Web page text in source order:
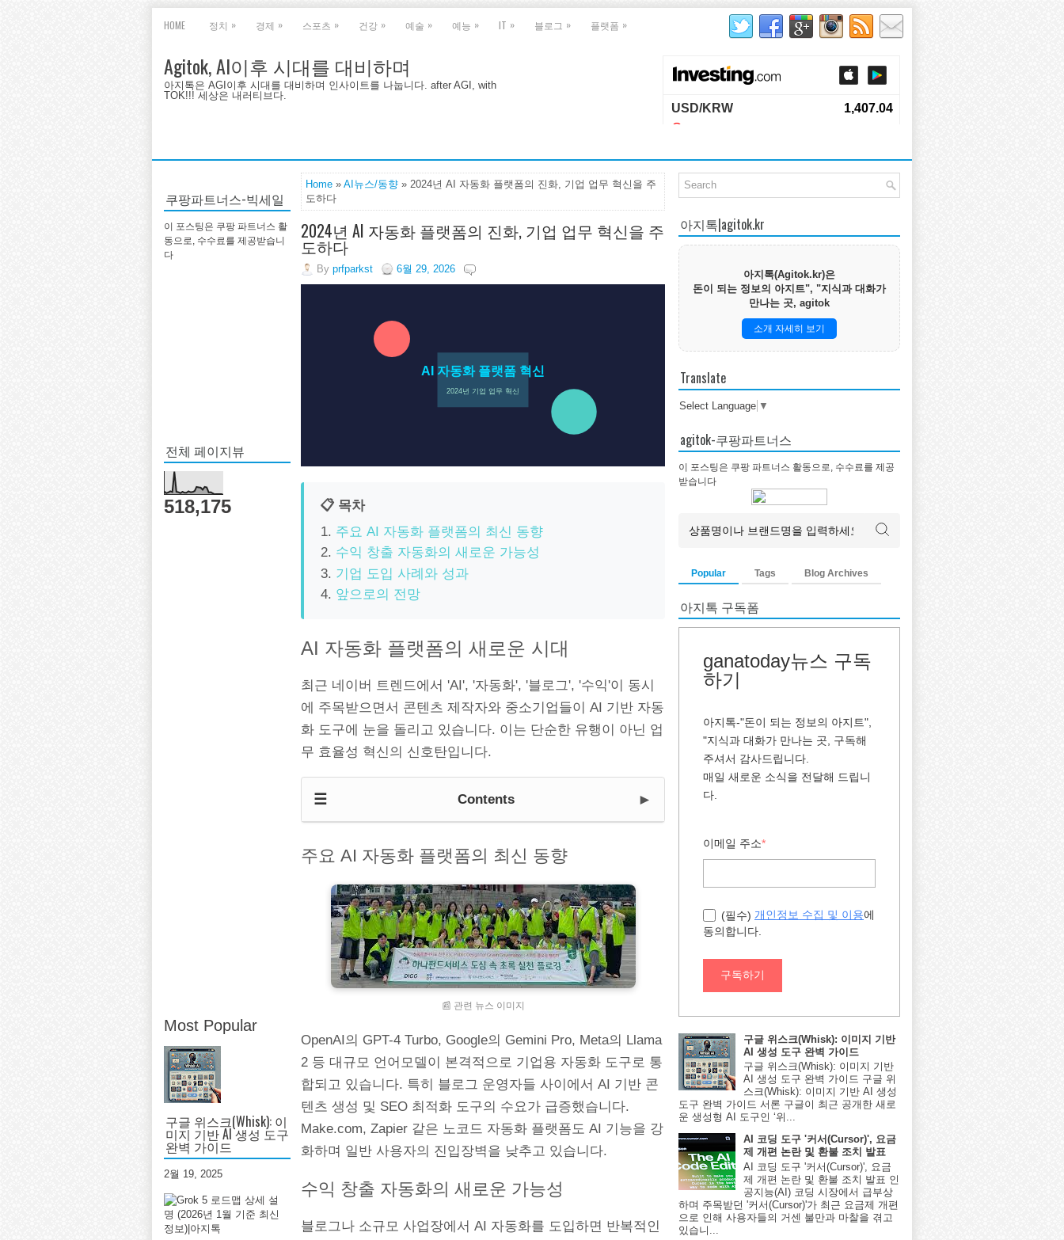
HOME 정치 » 경제 » 스포츠 » 건강 » 예술 » 예능 » IT » 블로그 » 플랫폼 »
Agitok, AI이후 시대를 대비하며
아지톡은 AGI이후 시대를 대비하며 인사이트를 나눕니다. after AGI, with
TOK!!! 세상은 내러티브다.
쿠팡파트너스-빅세일
이 포스팅은 쿠팡 파트너스 활
동으로, 수수료를 제공받습니
다
전체 페이지뷰
518,175
Most Popular
구글 위스크(Whisk): 이
미지 기반 AI 생성 도구
완벽 가이드
2월 19, 2025
Home » AI뉴스/동향 » 2024년 AI 자동화 플랫폼의 진화, 기업 업무 혁신을 주
도하다
2024년 AI 자동화 플랫폼의 진화, 기업 업무 혁신을 주
도하다
By prfparkst 6월 29, 2026
AI 자동화 플랫폼 혁신
2024년 기업 업무 혁신
📋 목차
주요 AI 자동화 플랫폼의 최신 동향
수익 창출 자동화의 새로운 가능성
기업 도입 사례와 성과
앞으로의 전망
AI 자동화 플랫폼의 새로운 시대
최근 네이버 트렌드에서 'AI', '자동화', '블로그', '수익'이 동시
에 주목받으면서 콘텐츠 제작자와 중소기업들이 AI 기반 자동
화 도구에 눈을 돌리고 있습니다. 이는 단순한 유행이 아닌 업
무 효율성 혁신의 신호탄입니다.
☰ Contents ►
주요 AI 자동화 플랫폼의 최신 동향
📰 관련 뉴스 이미지
OpenAI의 GPT-4 Turbo, Google의 Gemini Pro, Meta의 Llama
2 등 대규모 언어모델이 본격적으로 기업용 자동화 도구로 통
합되고 있습니다. 특히 블로그 운영자들 사이에서 AI 기반 콘
텐츠 생성 및 SEO 최적화 도구의 수요가 급증했습니다.
Make.com, Zapier 같은 노코드 자동화 플랫폼도 AI 기능을 강
화하며 일반 사용자의 진입장벽을 낮추고 있습니다.
수익 창출 자동화의 새로운 가능성
블로그나 소규모 사업장에서 AI 자동화를 도입하면 반복적인
아지톡|agitok.kr
아지톡(Agitok.kr)은
돈이 되는 정보의 아지트", "지식과 대화가
만나는 곳, agitok
소개 자세히 보기
Translate
Select Language ▼
agitok-쿠팡파트너스
이 포스팅은 쿠팡 파트너스 활동으로, 수수료를 제공
받습니다
Popular Tags Blog Archives
아지톡 구독폼
ganatoday뉴스 구독
하기
아지톡-"돈이 되는 정보의 아지트",
"지식과 대화가 만나는 곳, 구독해
주셔서 감사드립니다.
매일 새로운 소식을 전달해 드립니
다.
이메일 주소*
(필수) 개인정보 수집 및 이용에
동의합니다.
구독하기
구글 위스크(Whisk): 이미지 기반
AI 생성 도구 완벽 가이드
구글 위스크(Whisk): 이미지 기반
AI 생성 도구 완벽 가이드 구글 위
스크(Whisk): 이미지 기반 AI 생성
도구 완벽 가이드 서론 구글이 최근 공개한 새로
운 생성형 AI 도구인 ‘위...
AI 코딩 도구 '커서(Cursor)', 요금
제 개편 논란 및 환불 조치 발표
AI 코딩 도구 '커서(Cursor)', 요금
제 개편 논란 및 환불 조치 발표 인
공지능(AI) 코딩 시장에서 급부상
하며 주목받던 '커서(Cursor)'가 최근 요금제 개편
으로 인해 사용자들의 거센 불만과 마찰을 겪고
있습니...